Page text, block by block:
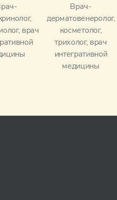
врач
Врач-
дерматовенеролог,
косметолог,
трихолог, врач
интегративной
медицины